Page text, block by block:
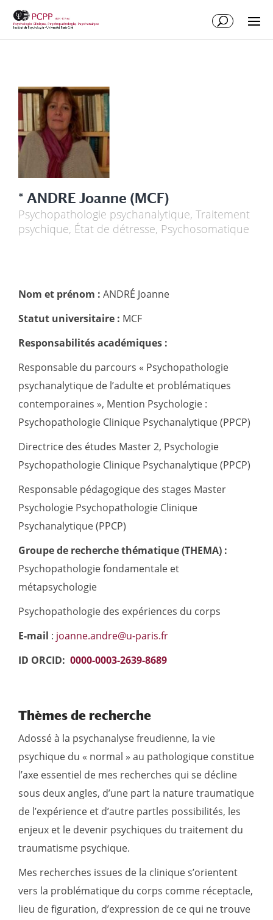
* ANDRE Joanne (MCF)
Psychopathologie psychanalytique, Traitement
psychique, État de détresse, Psychosomatique
Nom et prénom : ANDRÉ Joanne
Statut universitaire : MCF
Responsabilités académiques :
Responsable du parcours « Psychopathologie
psychanalytique de l’adulte et problématiques
contemporaines », Mention Psychologie :
Psychopathologie Clinique Psychanalytique (PPCP)
Directrice des études Master 2, Psychologie
Psychopathologie Clinique Psychanalytique (PPCP)
Responsable pédagogique des stages Master
Psychologie Psychopathologie Clinique
Psychanalytique (PPCP)
Groupe de recherche thématique (THEMA) :
Psychopathologie fondamentale et
métapsychologie
Psychopathologie des expériences du corps
E-mail : joanne.andre@u-paris.fr
ID ORCID: 0000-0003-2639-8689
Thèmes de recherche
Adossé à la psychanalyse freudienne, la vie
psychique du « normal » au pathologique constitue
l’axe essentiel de mes recherches qui se décline
sous deux angles, d’une part la nature traumatique
de l’expérience et d’autre partles possibilités, les
enjeux et le devenir psychiques du traitement du
traumatisme psychique.
Mes recherches issues de la clinique s’orientent
vers la problématique du corps comme réceptacle,
lieu de figuration, d’expression de ce qui ne trouve